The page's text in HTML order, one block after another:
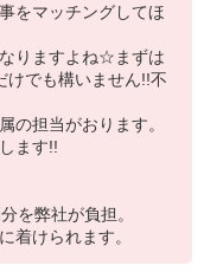
をマッチングしてほ
りますよね☆まずは
けでも構いません!!不
の担当がおります。
ます!!
を弊社が負担。
着けられます。